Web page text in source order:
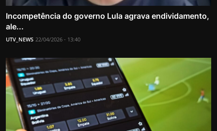
Incompetência do governo Lula agrava endividamento,
ale...
UTV_NEWS 22/04/2026 - 13:40